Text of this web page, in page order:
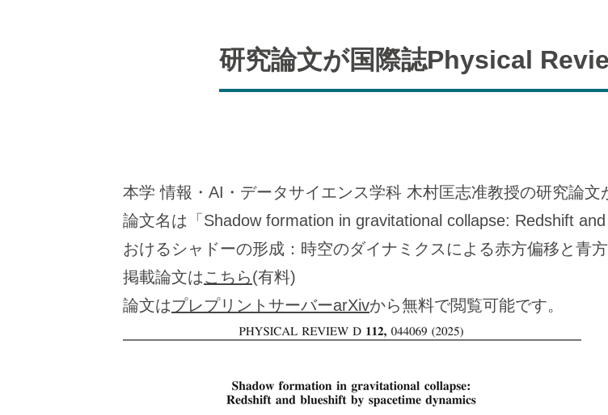
研究論文が国際誌Physical
本学 情報・AI・データサイエンス学科 木村匡志准教授の研究論文
論文名は「Shadow formation in gravitational collapse: Redshift
おけるシャドーの形成：時空のダイナミクスによる赤方偏移と青方
掲載論文はこちら(有料)
論文はプレプリントサーバーarXivから無料で閲覧可能です。